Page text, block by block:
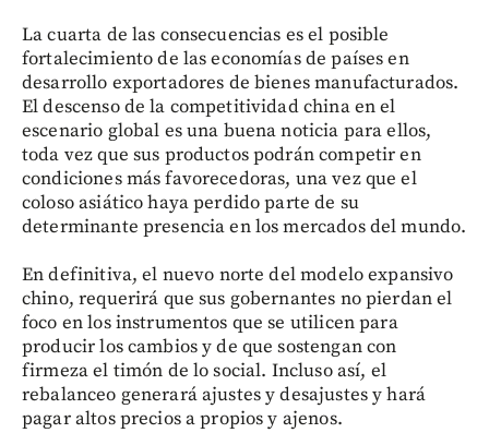
La cuarta de las consecuencias es el posible
fortalecimiento de las economías de países en
desarrollo exportadores de bienes manufacturados.
El descenso de la competitividad china en el
escenario global es una buena noticia para ellos,
toda vez que sus productos podrán competir en
condiciones más favorecedoras, una vez que el
coloso asiático haya perdido parte de su
determinante presencia en los mercados del mundo.
En definitiva, el nuevo norte del modelo expansivo
chino, requerirá que sus gobernantes no pierdan el
foco en los instrumentos que se utilicen para
producir los cambios y de que sostengan con
firmeza el timón de lo social. Incluso así, el
rebalanceo generará ajustes y desajustes y hará
pagar altos precios a propios y ajenos.